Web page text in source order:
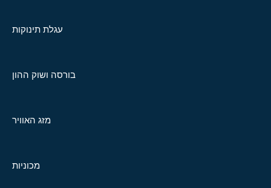
עגלת תינוקות
בורסה ושוק ההון
מזג האוויר
מכוניות